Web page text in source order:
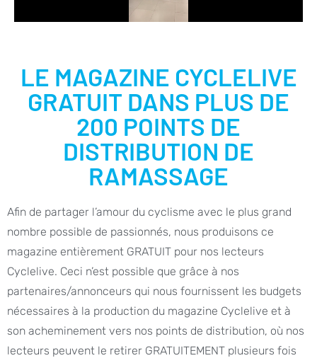
LE MAGAZINE CYCLELIVE
GRATUIT DANS PLUS DE
200 POINTS DE
DISTRIBUTION DE
RAMASSAGE
Afin de partager l’amour du cyclisme avec le plus grand
nombre possible de passionnés, nous produisons ce
magazine entièrement GRATUIT pour nos lecteurs
Cyclelive. Ceci n’est possible que grâce à nos
partenaires/annonceurs qui nous fournissent les budgets
nécessaires à la production du magazine Cyclelive et à
son acheminement vers nos points de distribution, où nos
lecteurs peuvent le retirer GRATUITEMENT plusieurs fois